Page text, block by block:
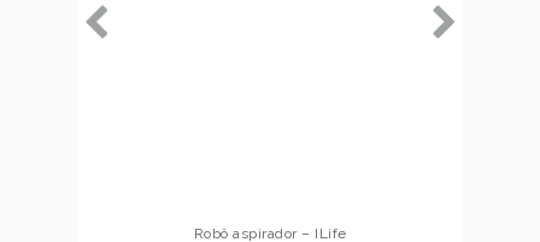
Robô aspirador – ILife